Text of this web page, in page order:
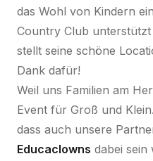
das Wohl von Kindern
Country Club
stellt seine schöne
Dank dafür!
Weil uns Familien am
Event für Groß und
dass auch unsere
Educaclowns dabei sein